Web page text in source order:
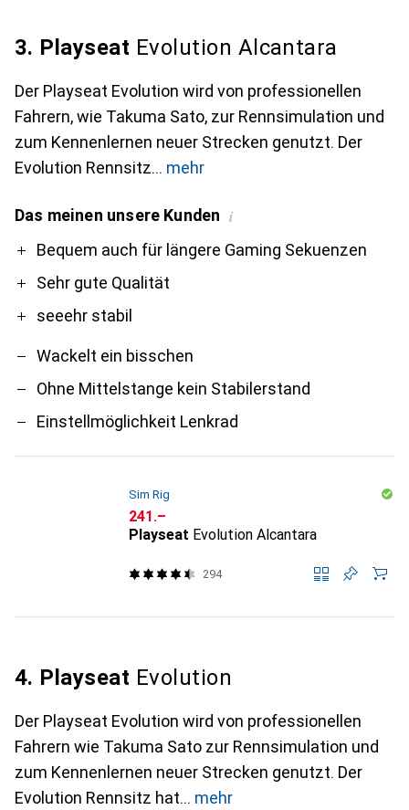
3. Playseat Evolution Alcantara
Der Playseat Evolution wird von professionellen
Fahrern, wie Takuma Sato, zur Rennsimulation und
zum Kennenlernen neuer Strecken genutzt. Der
Evolution Rennsitz
mehr
Das meinen unsere Kunden i
ProBequem auch für längere Gaming Sekuenzen
Sehr gute Qualität
seeehr stabil
Contra
Wackelt ein bisschen
Ohne Mittelstange kein Stabilerstand
Einstellmöglichkeit Lenkrad
Sim Rig
CHF
241.–
Playseat Evolution Alcantara
294
4. Playseat Evolution
Der Playseat Evolution wird von professionellen
Fahrern wie Takuma Sato zur Rennsimulation und
zum Kennenlernen neuer Strecken genutzt. Der
Evolution Rennsitz hat
mehr